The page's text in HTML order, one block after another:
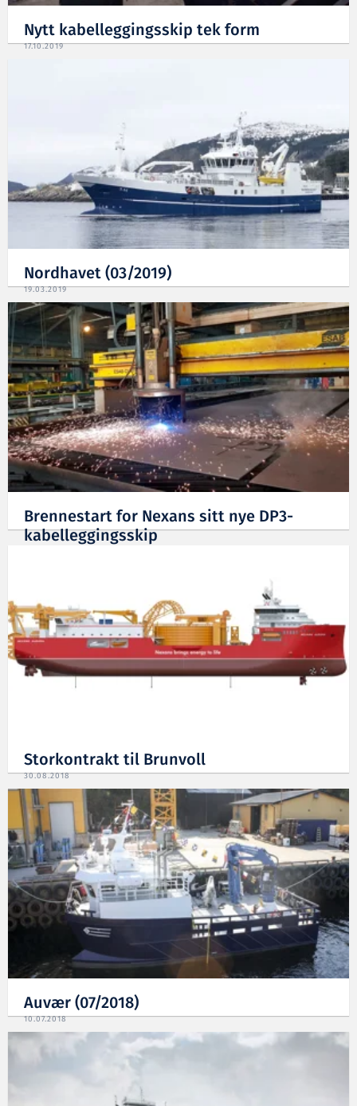
Nytt kabelleggingsskip tek form
17.10.2019
Nordhavet (03/2019)
19.03.2019
Brennestart for Nexans sitt nye DP3-
kabelleggingsskip
Storkontrakt til Brunvoll
30.08.2018
Auvær (07/2018)
10.07.2018